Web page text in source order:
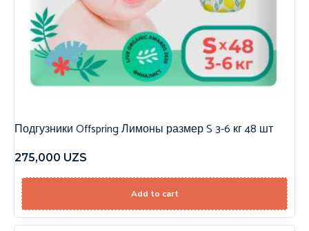
Подгузники Offspring Лимоны размер S 3-6 кг 48 шт
275,000 UZS
Add to cart